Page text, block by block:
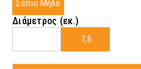
Σάπιο Μήλο
Διάμετρος (εκ.)
7,5